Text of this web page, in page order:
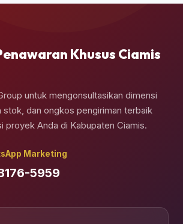
Khusus Ciamis
untuk mengonsultasikan dimensi
stok, dan ongkos pengiriman terbaik
proyek Anda di Kabupaten Ciamis.
Marketing
5959